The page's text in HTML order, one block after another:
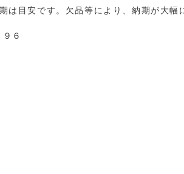
は目安です。欠品等により、納期が大幅
６